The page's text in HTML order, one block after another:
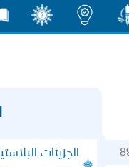
الجزيئات